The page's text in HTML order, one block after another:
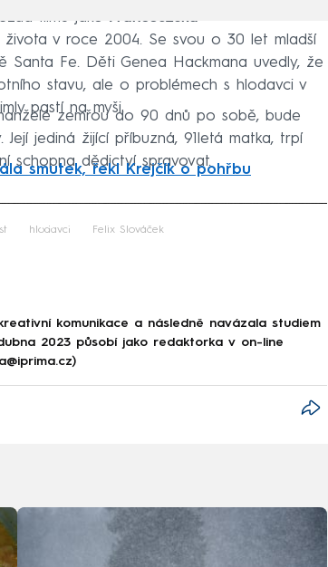
filmů jako Francouzská
života v roce 2004. Se svou o 30 let mladší
Santa Fe. Děti Genea Hackmana uvedly, že
stavu, ale o problémech s hlodavci v
pastí na myši.
zemřou do 90 dnů po sobě, bude
jediná žijící příbuzná, 91letá matka, trpí
schopna dědictví spravovat.
smutek, řekl Krejčík o pohřbu
to fetch
hlodavci Felix Slováček
komunikace a následně navázala studiem
2023 působí jako redaktorka v on-line